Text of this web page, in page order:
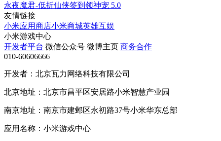
永夜魔君-低折仙侠签到领神宠 5.0
友情链接
小米应用商店小米商城英雄互娱
小米游戏中心
开发者平台 微信公众号 微博主页 商务合作
010-60606666
开发者：北京瓦力网络科技有限公司
北京地址：北京市昌平区安居路小米智慧产业园
南京地址：南京市建邺区永初路37号小米华东总部
应用名称：小米游戏中心